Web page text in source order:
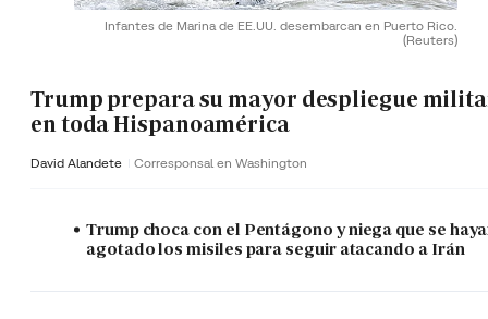
Infantes de Marina de EE.UU. desembarcan en Puerto Rico.
(Reuters)
Trump prepara su mayor despliegue
en toda Hispanoamérica
David Alandete Corresponsal en Washington
Trump choca con el Pentágono y niega que se
agotado los misiles para seguir atacando a Irán